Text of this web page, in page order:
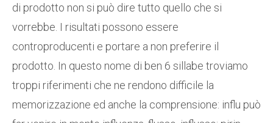
di prodotto non si può dire tutto quello che si
vorrebbe. I risultati possono essere
controproducenti e portare a non preferire il
prodotto. In questo nome di ben 6 sillabe troviamo
troppi riferimenti che ne rendono difficile la
memorizzazione ed anche la comprensione: influ può